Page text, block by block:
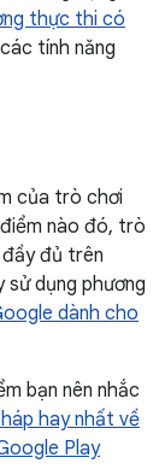
thực thi có
tính năng
của trò chơi
nào đó, trò
đủ trên
dụng phương
dành cho
bạn nên nhắc
hay nhất về
Play